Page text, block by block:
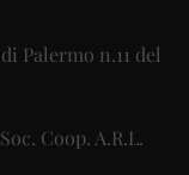
Palermo n.11 del
Coop. A.R.L.